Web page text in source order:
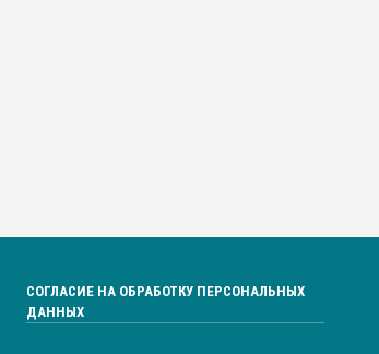
СОГЛАСИЕ НА ОБРАБОТКУ ПЕРСОНАЛЬНЫХ
ДАННЫХ